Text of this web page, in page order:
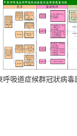
呼吸道症候群冠狀病毒